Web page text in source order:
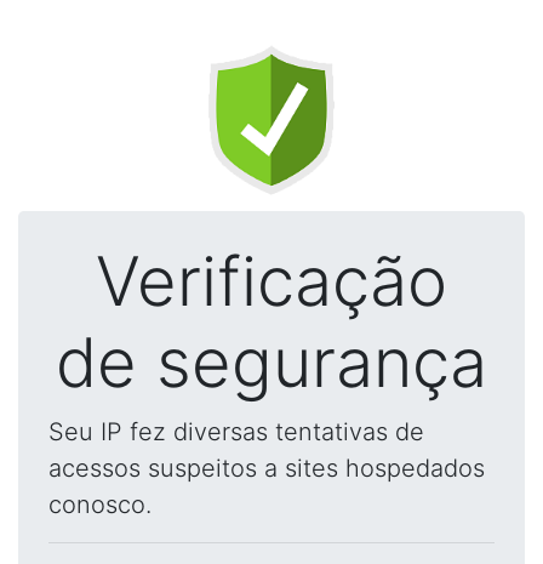
Verificação
de segurança
Seu IP fez diversas tentativas de
acessos suspeitos a sites hospedados
conosco.